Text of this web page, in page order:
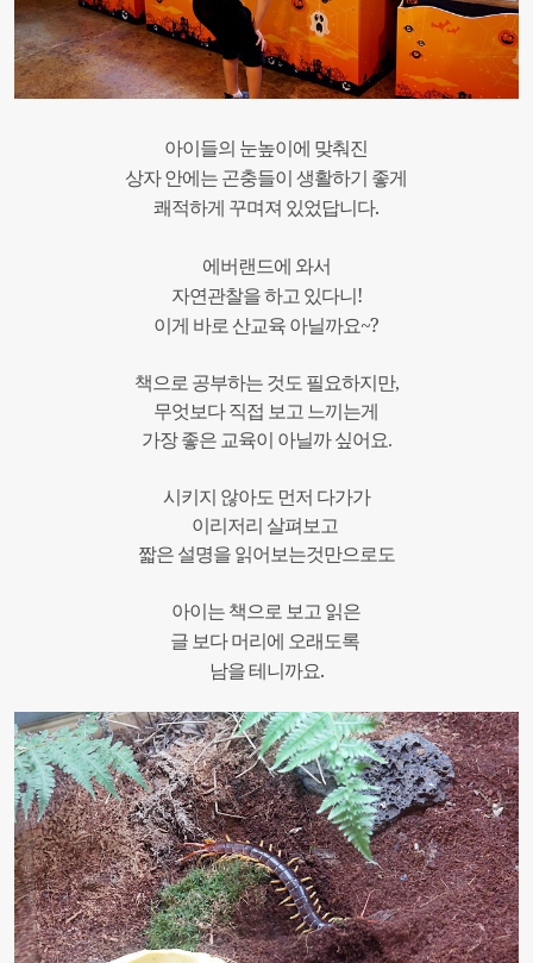
아이들의 눈높이에 맞춰진
상자 안에는 곤충들이 생활하기 좋게
쾌적하게 꾸며져 있었답니다.
에버랜드에 와서
자연관찰을하고 있다니 !
이게 바로 산교육 아닐까요~?
책으로 공부하는 것도 필요하지만,
무엇보다 직접 보고 느끼는게
가장 좋은 교육이 아닐까 싶어요.
시키지 않아도 먼저 다가가
이리저리 살펴보고
짧은 설명을읽어보는것만으로도
아이는 책으로 보고 읽은
글 보다 머리에 오래도록
남을테니까요.